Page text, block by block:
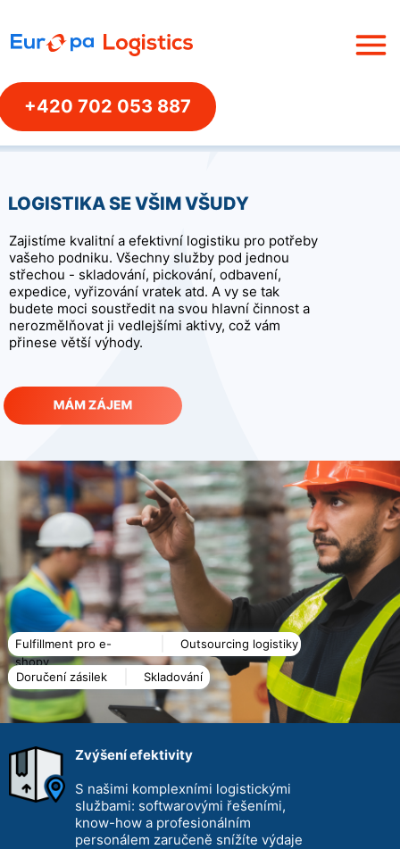
+420 702 053 887
LOGISTIKA SE VŠIM VŠUDY
Zajistíme kvalitní a efektivní logistiku pro potřeby
vašeho podniku. Všechny služby pod jednou
střechou - skladování, pickování, odbavení,
expedice, vyřizování vratek atd. A vy se tak
budete moci soustředit na svou hlavní činnost a
nerozmělňovat ji vedlejšími aktivy, což vám
přinese větší výhody.
Fulfillment pro
Doručení
Fulfillment pro e-
shopy
Outsourcing logistiky
Doručení zásilek Skladování
Zvýšení efektivity
S našimi komplexními logistickými
službami: softwarovými řešeními,
know-how a profesionálním
personálem zaručeně snížíte výdaje